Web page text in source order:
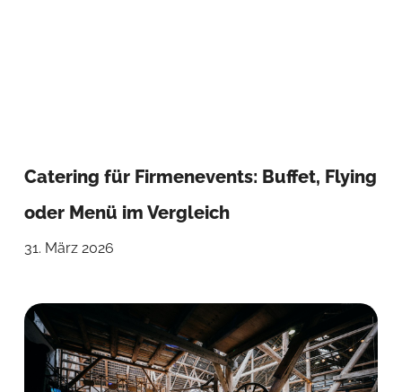
Catering für Firmenevents: Buffet, Flying
oder Menü im Vergleich
31. März 2026